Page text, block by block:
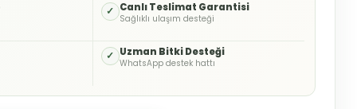
✓ Canlı Teslimat Garantisi
Sağlıklı ulaşım desteği
✓ Uzman Bitki Desteği
WhatsApp destek hattı